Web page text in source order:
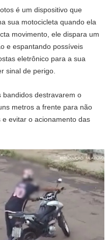
é um dispositivo que
sua motocicleta quando ela
movimento, ele dispara um
e espantando possíveis
eletrônico para a sua
sinal de perigo.
bandidos destravarem o
metros a frente para não
evitar o acionamento das